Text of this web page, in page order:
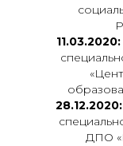
11.03.2020:
28.12.2020:
ДПО